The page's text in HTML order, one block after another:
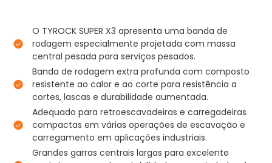
O TYROCK SUPER X3 apresenta uma banda de
rodagem especialmente projetada com massa
central pesada para serviços pesados.
Banda de rodagem extra profunda com composto
resistente ao calor e ao corte para resistência a
cortes, lascas e durabilidade aumentada.
Adequado para retroescavadeiras e carregadeiras
compactas em várias operações de escavação e
carregamento em aplicações industriais.
Grandes garras centrais largas para excelente